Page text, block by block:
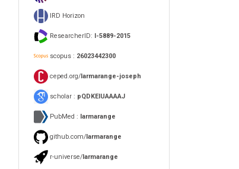
IRD Horizon
ResearcherID: I-5889-2015
scopus : 26023442300
ceped.org/larmarange-joseph
scholar : pQDKEIUAAAAJ
PubMed : larmarange
github.com/larmarange
r-universe/larmarange